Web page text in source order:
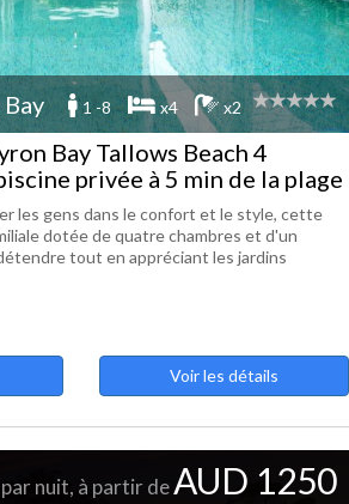
1 -8 x4 x2
Bay Tallows Beach 4
privée à 5 min de la plage
les gens dans le confort et le style, cette
dotée de quatre chambres et d'un
tout en appréciant les jardins
Voir les détails
par nuit, à partir deAUD 1250